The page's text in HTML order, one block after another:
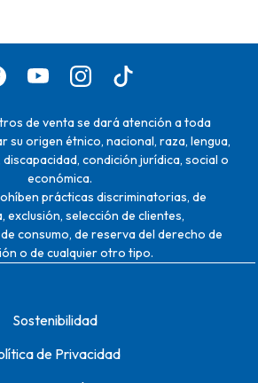
de venta se dará atención a toda
su origen étnico, nacional, raza, lengua,
condición jurídica, social o
económica.
prácticas discriminatorias, de
exclusión, selección de clientes,
consumo, de reserva del derecho de
o de cualquier otro tipo.
Sostenibilidad
de Privacidad